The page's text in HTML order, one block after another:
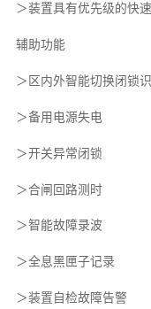
＞装置具有优先级的快
辅助功能
＞区内外智能切换闭锁识
＞备用电源失电
＞开关异常闭锁
＞合闸回路测时
＞智能故障录波
＞全息黑匣子记录
＞装置自检故障告警